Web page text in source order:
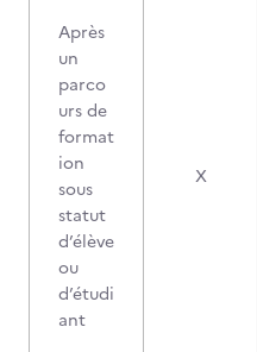
Après
un
parco
urs de
format
ion
sous
statut
d’élève
ou
d’étudi
ant
X